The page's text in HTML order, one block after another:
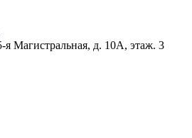
я Магистральная, д. 10А, этаж. 3